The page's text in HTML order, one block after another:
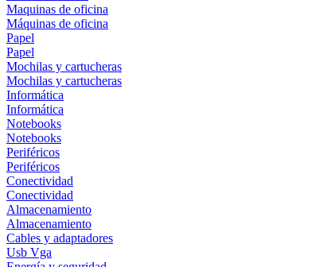
Maquinas de oficina
Máquinas de oficina
Papel
Papel
Mochilas y cartucheras
Mochilas y cartucheras
Informática
Informática
Notebooks
Notebooks
Periféricos
Periféricos
Conectividad
Conectividad
Almacenamiento
Almacenamiento
Cables y adaptadores
Usb Vga